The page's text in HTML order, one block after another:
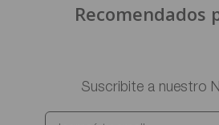
Recomendados
Suscribite a nuestro